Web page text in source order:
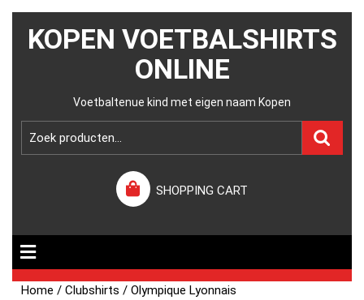
KOPEN VOETBALSHIRTS
ONLINE
Voetbaltenue kind met eigen naam Kopen
SHOPPING CART
Home /Clubshirts / Olympique Lyonnais